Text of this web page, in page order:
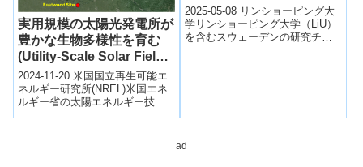
実用規模の太陽光発電所が
豊かな生物多様性を育む
(Utility-Scale Solar Fields
Can Foster Abundant
Biodiversity)
2024-11-20 米国国立再生可能エ
ネルギー研究所(NREL)米国エネ
ルギー省の太陽エネルギー技術
オフィスの支援を受け、
industry）
2025-05-08 リンショーピング大
学リンショーピング大学（LiU）
を含むスウェーデンの研究チー
ad